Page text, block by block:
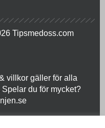
Tipsmedoss.com
villkor gäller för alla
du för mycket?